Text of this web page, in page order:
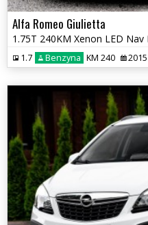
Alfa Romeo Giulietta
1.7 Benzyna KM 240 2015